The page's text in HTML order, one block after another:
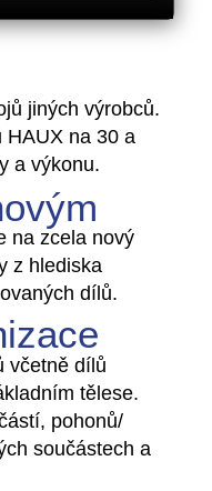
jiných výrobců.
HAUX na 30 a
a výkonu.
na zcela nový
z hlediska
dílů.
včetně dílů
tělese.
pohonů/
součástech a